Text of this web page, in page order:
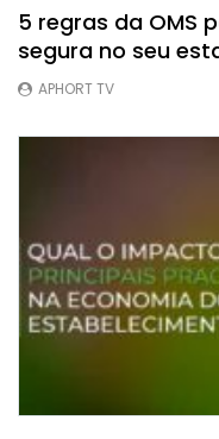
5 regras da OMS
segura no seu
APHORT TV